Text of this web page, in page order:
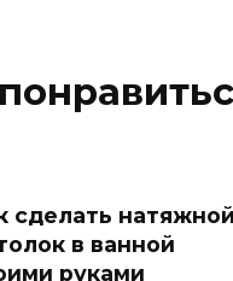
сделать натяжной
в ванной
руками